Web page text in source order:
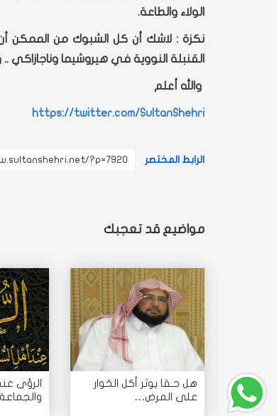
الولاء والطاعة.
نكزة : لاشك أن كل الشبوك من الممكن أن
القنبلة النووية في هيروشيما وناجازاكي ..
والله أعلم
https://twitter.com/SultanShehri
الرابط المختصر
مواضيع قد تعجبك
هل حـقا يوثر أكل الحَوار
على المرض…
الرؤى